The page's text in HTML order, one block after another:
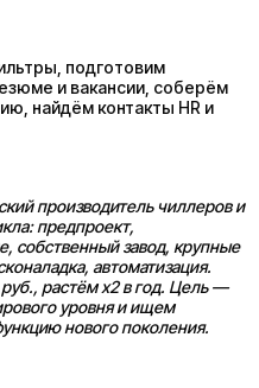
подготовим
и вакансии, соберём
найдём контакты HR и
производитель чиллеров и
предпроект,
собственный завод, крупные
автоматизация.
растём x2 в год. Цель —
уровня и ищем
нового поколения.